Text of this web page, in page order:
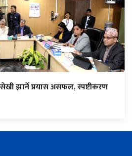
सेखी झार्ने प्रयास असफल, स्पष्टीकरण